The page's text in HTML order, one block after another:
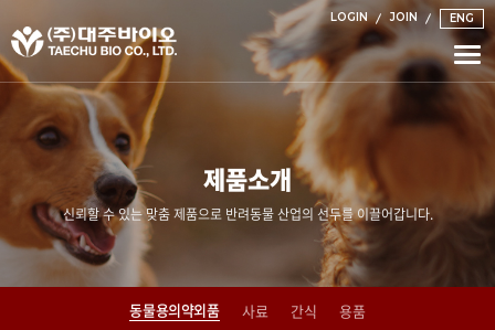
LOGIN JOIN ENG
제품소개
신뢰할 수 있는 맞춤 제품으로 반려동물 산업의 선두를 이끌어갑니다.
동물용의약외품 사료 간식 용품